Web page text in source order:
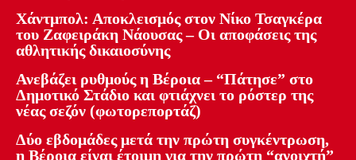
Χάντμπολ: Αποκλεισμός στον Νίκο Τσαγκέρα
του Ζαφειράκη Νάουσας – Οι αποφάσεις της
αθλητικής δικαιοσύνης
Ανεβάζει ρυθμούς η Βέροια – “Πάτησε” στο
Δημοτικό Στάδιο και φτιάχνει το ρόστερ της
νέας σεζόν (φωτορεπορτάζ)
Δύο εβδομάδες μετά την πρώτη συγκέντρωση,
η Βέροια είναι έτοιμη για την πρώτη “ανοιχτή”